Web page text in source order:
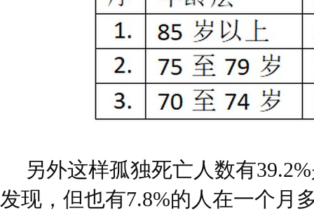
另外这样孤独死亡人数有
发现，但也有7.8%的人在一个月